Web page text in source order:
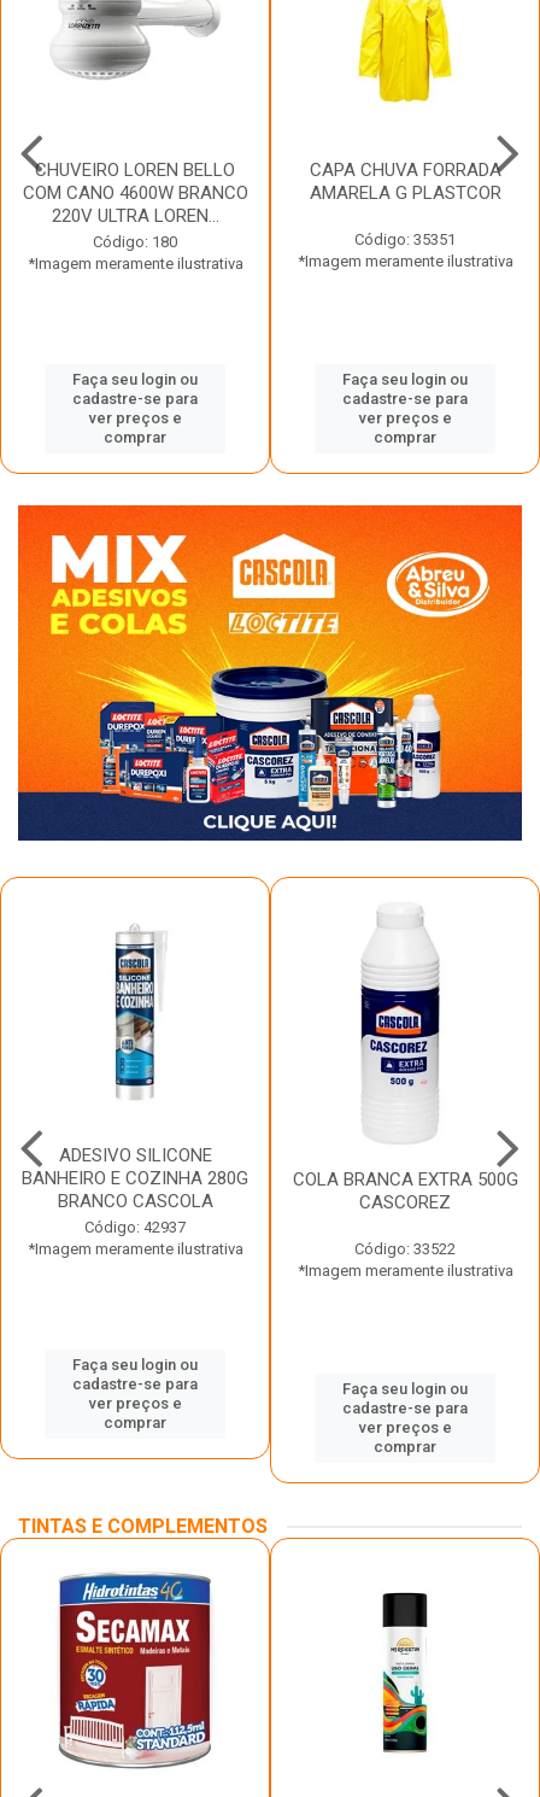
CHUVEIRO LOREN BELLO
COM CANO 4600W BRANCO
220V ULTRA LOREN...
Código: 180
*Imagem meramente ilustrativa
Faça seu login ou
cadastre-se para
ver preços e
comprar
CAPA CHUVA FORRADA
AMARELA G PLASTCOR
Código: 35351
*Imagem meramente ilustrativa
Faça seu login ou
cadastre-se para
ver preços e
comprar
ADESIVO SILICONE
BANHEIRO E COZINHA 280G
BRANCO CASCOLA
Código: 42937
*Imagem meramente ilustrativa
Faça seu login ou
cadastre-se para
ver preços e
comprar
COLA BRANCA EXTRA 500G
CASCOREZ
Código: 33522
*Imagem meramente ilustrativa
Faça seu login ou
cadastre-se para
ver preços e
comprar
TINTAS E COMPLEMENTOS